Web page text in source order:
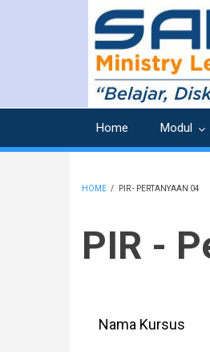
Home Modul
HOME / PIR - PERTANYAAN 04
PIR -
Nama Kursus